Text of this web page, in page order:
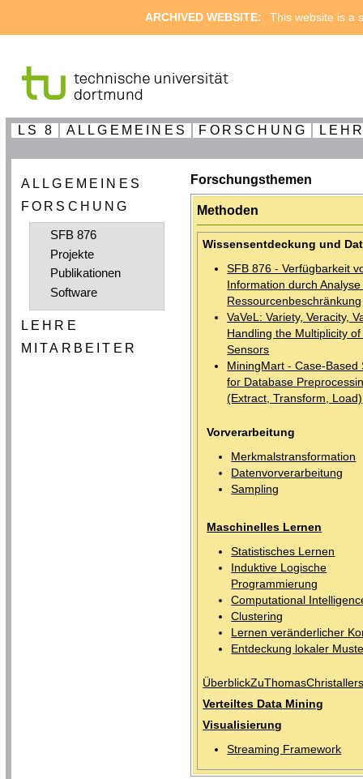
ARCHIVED WEBSITE: This website is a
LS 8 ALLGEMEINES FORSCHUNG
ALLGEMEINES
FORSCHUNG
SFB 876
Projekte
Publikationen
Software
LEHRE
MITARBEITER
Forschungsthemen
Methoden
Wissensentdeckung und
SFB 876 - Verfügbarkeit
Information durch
Ressourcenbeschränkung
VaVeL: Variety, Veracity,
Handling the Multiplicity
Sensors
MiningMart - Case-Based
for Database
(Extract, Transform, Load)
Vorverarbeitung
Merkmalstransformation
Datenvorverarbeitung
Sampling
Maschinelles Lernen
Statistisches Lernen
Induktive Logische
Programmierung
Computational
Clustering
Lernen veränderlicher
Entdeckung lokaler
Verteiltes Data Mining
Visualisierung
Streaming Framework